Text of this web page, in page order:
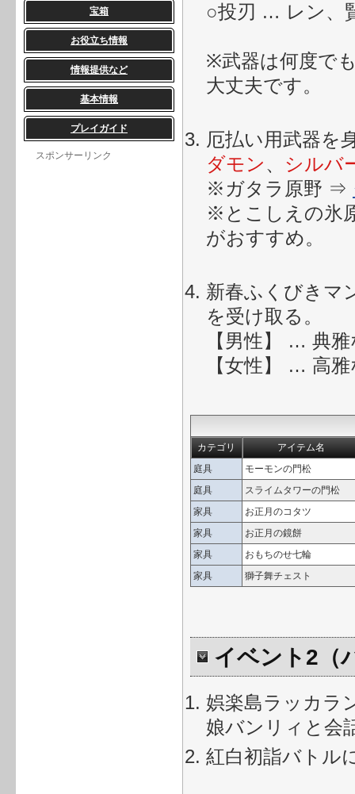
宝箱
お役立ち情報
情報提供など
基本情報
プレイガイド
スポンサーリンク
○投刃 … レン、
※武器は何度で
大丈夫です。
厄払い用武器を
ダモン、 シルバ
※ガタラ原野 ⇒
※とこしえの
がおすすめ。
新春ふくびきマ
を受け取る。
【男性】 … 典
【女性】 … 高
カテゴリ
アイテム名
庭具
モーモンの門松
庭具
スライムタワーの門松
家具
お正月のコタツ
家具
お正月の鏡餅
家具
おもちのせ七輪
家具
獅子舞チェスト
イベント2（
娯楽島ラッカラ
娘バンリィと会
紅白初詣バトル